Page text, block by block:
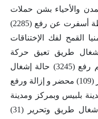
والأحياء بشن حملات
يومية لرفع الإشغالات بنطاق المحافظة أسفرت عن رفع (2285)
القمح لفك الإختناقات
(510) حالة إشغال طريق تعيق حركة
المواطنين بمركز ومدينة فاقوس وتم رفع (3245) حالة إشغال
طريق بمركز ومدينة كفر صقر وتحرير (109) محضر و إزالة ورفع
بلبيس وبمركز ومدينة
أبوكبير تم إزالة ورفع (150) حالة إشغال طريق وتحرير (31)